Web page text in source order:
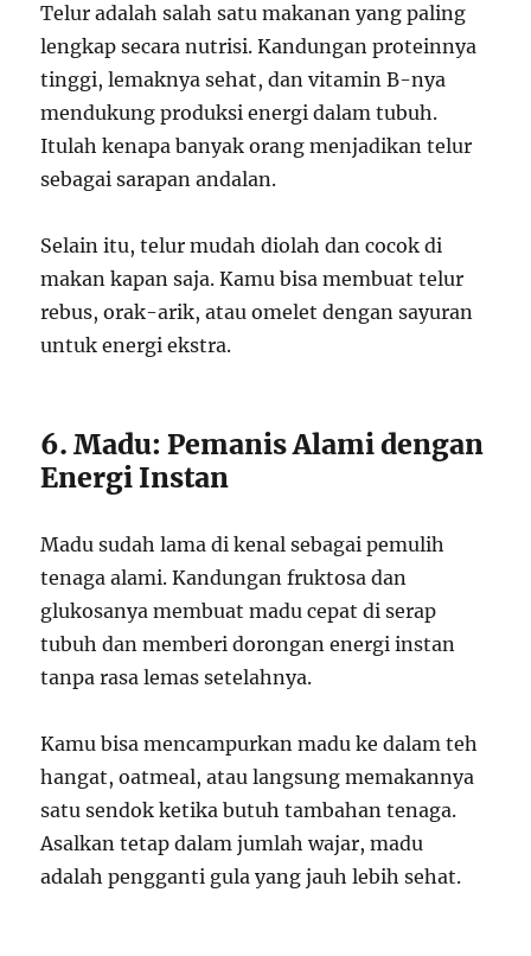
Telur adalah salah satu makanan yang paling
lengkap secara nutrisi. Kandungan proteinnya
tinggi, lemaknya sehat, dan vitamin B-nya
mendukung produksi energi dalam tubuh.
Itulah kenapa banyak orang menjadikan telur
sebagai sarapan andalan.
Selain itu, telur mudah diolah dan cocok di
makan kapan saja. Kamu bisa membuat telur
rebus, orak-arik, atau omelet dengan sayuran
untuk energi ekstra.
6. Madu: Pemanis Alami dengan
Energi Instan
Madu sudah lama di kenal sebagai pemulih
tenaga alami. Kandungan fruktosa dan
glukosanya membuat madu cepat di serap
tubuh dan memberi dorongan energi instan
tanpa rasa lemas setelahnya.
Kamu bisa mencampurkan madu ke dalam teh
hangat, oatmeal, atau langsung memakannya
satu sendok ketika butuh tambahan tenaga.
Asalkan tetap dalam jumlah wajar, madu
adalah pengganti gula yang jauh lebih sehat.